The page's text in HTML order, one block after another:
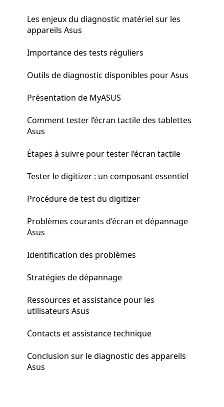
Les enjeux du diagnostic matériel sur les
appareils Asus
Importance des tests réguliers
Outils de diagnostic disponibles pour Asus
Présentation de MyASUS
Comment tester l’écran tactile des tablettes
Asus
Étapes à suivre pour tester l’écran tactile
Tester le digitizer : un composant essentiel
Procédure de test du digitizer
Problèmes courants d’écran et dépannage
Asus
Identification des problèmes
Stratégies de dépannage
Ressources et assistance pour les
utilisateurs Asus
Contacts et assistance technique
Conclusion sur le diagnostic des appareils
Asus